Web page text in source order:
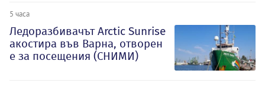
5 часа
Ледоразбивачът Arctic Sunrise
акостира във Варна, отворен
е за посещения (СНИМИ)